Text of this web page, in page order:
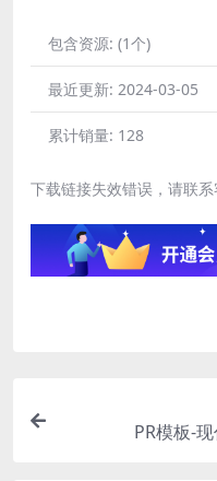
包含资源: (1个)
最近更新: 2024-03-05
累计销量: 128
下载链接失效错误，请联
PR模板-